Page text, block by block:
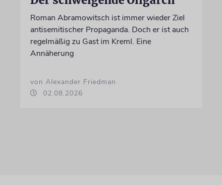
Roman Abramowitsch ist immer wieder Ziel
antisemitischer Propaganda. Doch er ist auch
regelmäßig zu Gast im Kreml. Eine
Annäherung
von Alexander Friedman
02.08.2026